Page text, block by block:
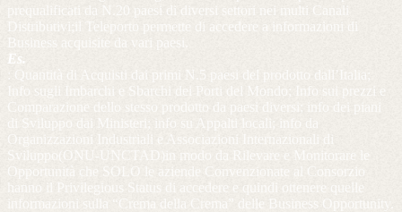
prequalificati da N.20 paesi di diversi settori nei multi Canali
Distributivi;il Teleporto permette di accedere a informazioni di
Business acquisite da vari paesi.
Es.
: Quantità di Acquisti dai primi N.5 paesi del prodotto dall’Italia;
Info sugli Imbarchi e Sbarchi dei Porti del Mondo; Info sui prezzi e
Comparazione dello stesso prodotto da paesi diversi; info dei piani
di Sviluppo dai Ministeri; info su Appalti locali; info da
Organizzazioni Industriali e Associazioni Internazionali di
Sviluppo(ONU-UNCTAD)in modo da Rilevare e Monitorare le
Opportunità che SOLO le aziende Convenzionate al Consorzio
hanno il Privilegious Status di accedere e quindi ottenere quelle
informazioni sulla “Crema della Crema” delle Business Opportunity.